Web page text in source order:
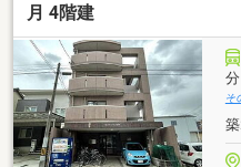
月 4階建
分
そ